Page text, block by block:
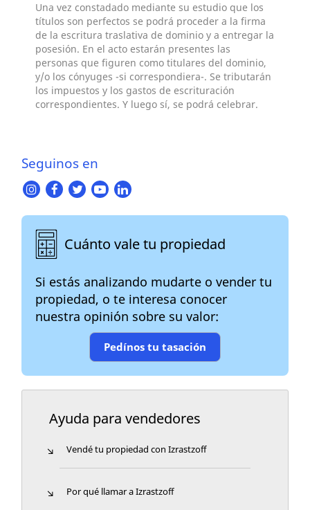
Una vez constadado mediante su estudio que los
títulos son perfectos se podrá proceder a la firma
de la escritura traslativa de dominio y a entregar la
posesión. En el acto estarán presentes las
personas que figuren como titulares del dominio,
y/o los cónyuges -si correspondiera-. Se tributarán
los impuestos y los gastos de escrituración
correspondientes. Y luego sí, se podrá celebrar.
Seguinos en
Cuánto vale tu propiedad
Si estás analizando mudarte o vender tu
propiedad, o te interesa conocer
nuestra opinión sobre su valor:
Pedínos tu tasación
Ayuda para vendedores
Vendé tu propiedad con Izrastzoff
Por qué llamar a Izrastzoff